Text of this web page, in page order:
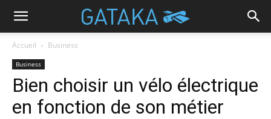
Accueil Business
Business
Bien choisir un vélo électrique
en fonction de son métier